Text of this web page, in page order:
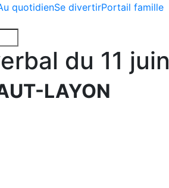
quotidienSe divertirPortail famille
du 11 juin
LAYON